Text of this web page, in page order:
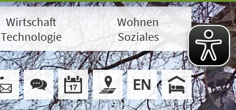
Wirtschaft
Technologie
Wohnen
Soziales